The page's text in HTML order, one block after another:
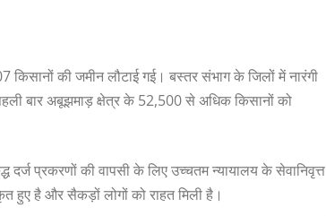
किसानों की जमीन लौटाई गई। बस्तर संभाग के जिलों में नारंगी
बार अबूझमाड़ क्षेत्र के 52,500 से अधिक किसानों को
दर्ज प्रकरणों की वापसी के लिए उच्चतम न्यायालय के सेवानिवृत्त
हुए है और सैकड़ों लोगों को राहत मिली है।